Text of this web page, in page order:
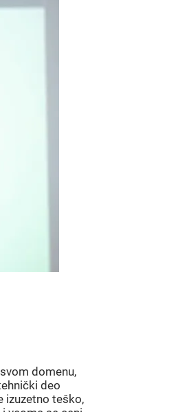
domenu,
deo
izuzetno teško,